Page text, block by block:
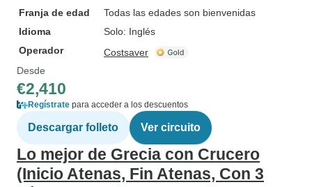
Franja de edad
Todas las edades son bienvenidas
Idioma
Solo: Inglés
Operador
Costsaver
Desde
€2,410
Regístrate para acceder a los descuentos
Descargar folleto Ver circuito
Lo mejor de Grecia con Crucero
(Inicio Atenas, Fin Atenas, Con 3